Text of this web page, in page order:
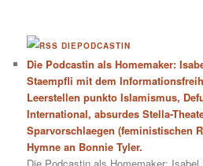
DIEPODCASTIN
Die Podcastin als Homemaker:
Staempfli mit dem
Leerstellen punkto Islamismus,
International, absurdes Stella-
Sparvorschlaegen (feministischen
Hymne an Bonnie Tyler.